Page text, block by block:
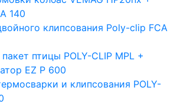
140
клипсования Poly-clip FCA
птицы POLY-CLIP MPL +
EZ P 600
и клипсования POLY-